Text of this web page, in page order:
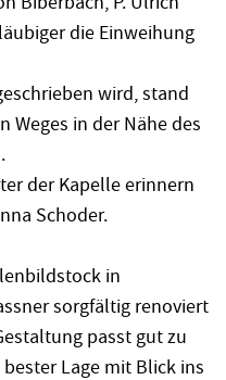
die Einweihung
wird, stand
Weges in der Nähe des
der Kapelle erinnern
Schoder.
in
sorgfältig renoviert
passt gut zu
Lage mit Blick ins